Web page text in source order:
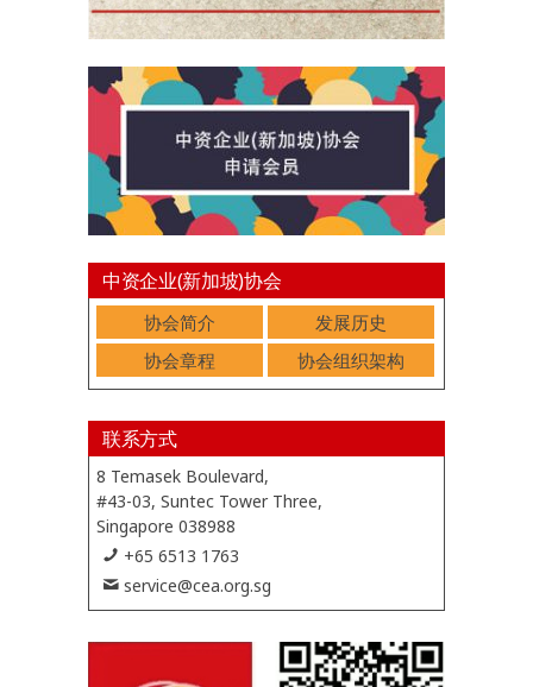
中资企业(新加坡)协会
协会简介
发展历史
协会章程
协会组织架构
联系方式
8 Temasek Boulevard,
#43-03, Suntec Tower Three,
Singapore 038988
+65 6513 1763
service@cea.org.sg